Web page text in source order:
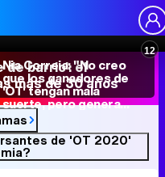
de barrio': el
más de 30 años
de 'OT 2020'
Nia Correia: "No creo
que los ganadores de
'OT' tengan mala
suerte, pero genera
presión"
11